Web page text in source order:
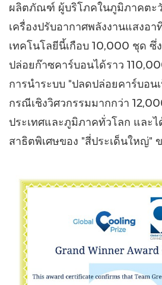
ผลิตภัณฑ์ ผู้บริโภคในภูมิภาคตะ
เครื่องปรับอากาศพลังงานแสงอ
เทคโนโลยีนี้เกือบ 10,000 ชุด ซึ่
ปล่อยก๊าซคาร์บอนได้ราว
การนำระบบ "ปลดปล่อยคาร์บอน
กรณีเชิงวิศวกรรมมากกว่า
ประเทศและภูมิภาคทั่วโลก และไ
สาธิตพิเศษของ "สี่ประเด็นใหญ่"